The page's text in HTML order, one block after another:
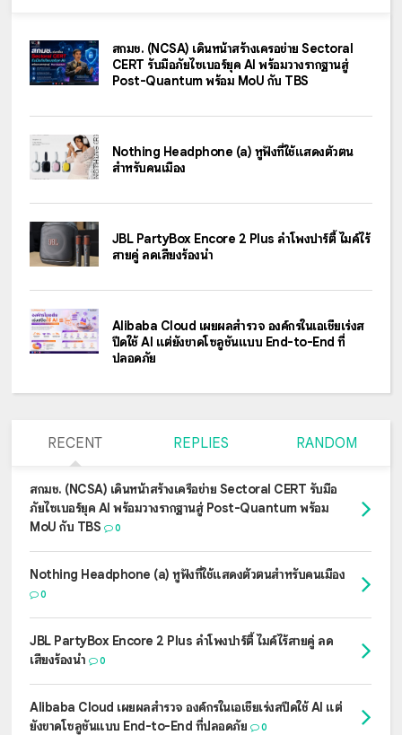
สกมช. (NCSA) เดินหน้าสร้างเครือข่าย Sectoral
CERT รับมือภัยไซเบอร์ยุค AI พร้อมวางรากฐานสู่
Post-Quantum พร้อม MoU กับ TBS
Nothing Headphone (a) หูฟังที่ใช้แสดงตัวตน
สำหรับคนเมือง
JBL PartyBox Encore 2 Plus ลำโพงปาร์ตี้ ไมค์ไร้
สายคู่ ลดเสียงร้องนำ
Alibaba Cloud เผยผลสำรวจ องค์กรในเอเชียเร่งส
ปีดใช้ AI แต่ยังขาดโซลูชันแบบ End-to-End ที่
ปลอดภัย
RECENT REPLIES RANDOM
สกมช. (NCSA) เดินหน้าสร้างเครือข่าย Sectoral CERT รับมือ
ภัยไซเบอร์ยุค AI พร้อมวางรากฐานสู่ Post-Quantum พร้อม
MoU กับ TBS
0
Nothing Headphone (a) หูฟังที่ใช้แสดงตัวตนสำหรับคนเมือง
0
JBL PartyBox Encore 2 Plus ลำโพงปาร์ตี้ ไมค์ไร้สายคู่ ลด
เสียงร้องนำ
0
Alibaba Cloud เผยผลสำรวจ องค์กรในเอเชียเร่งสปีดใช้ AI แต่
ยังขาดโซลูชันแบบ End-to-End ที่ปลอดภัย
0